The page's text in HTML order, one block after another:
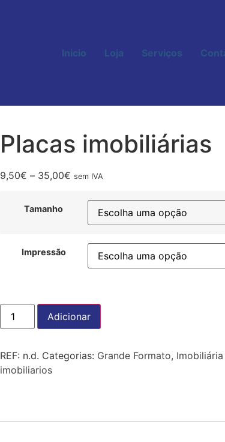
Inicio Loja Serviços
Placas imobiliárias
9,50€ – 35,00€ sem IVA
Tamanho
Impressão
Adicionar
REF: n.d. Categorias: Grande Formato, Imobiliária
imobiliarios